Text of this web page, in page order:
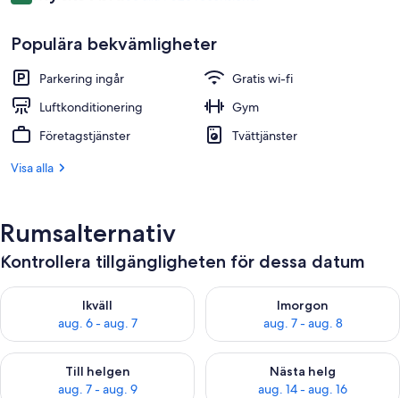
Deluxe-rum - 2 queensize-sängar -
1 448 kr
Populära bekvämligheter
Parkering ingår
Gratis wi-fi
Luftkonditionering
Gym
Företagstjänster
Tvättjänster
Visa alla
Rumsalternativ
Kontrollera tillgängligheten för dessa datum
Ikväll
aug. 6 - aug. 7
Kontrollera tillgängligheten för ikväll aug. 6 - aug. 7
Imorgon
aug. 7 - aug. 8
Kontrollera tillgängligheten
Till helgen
aug. 7 - aug. 9
Kontrollera tillgängligheten för den här helgen aug. 7 - aug. 9
Nästa helg
aug. 14 - aug. 16
Kontrollera tillgängligheten